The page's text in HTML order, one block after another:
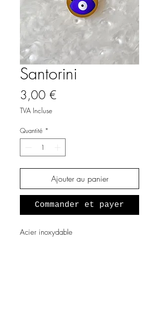
Santorini
3,00 €
TVA Incluse
Quantité *
Ajouter au panier
Commander et payer
Acier inoxydable